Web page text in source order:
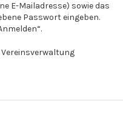
E-Mailadresse) sowie das
Passwort eingeben.